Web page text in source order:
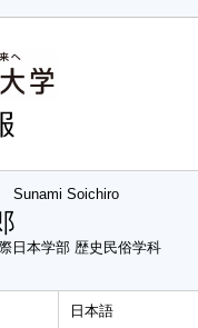
Sunami Soichiro
日本学部 歴史民俗学科
日本語